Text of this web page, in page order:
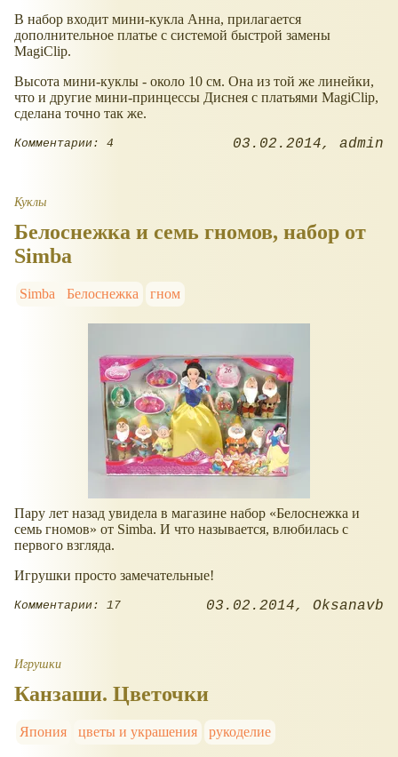
В набор входит мини-кукла Анна, прилагается
дополнительное платье с системой быстрой замены
MagiClip.
Высота мини-куклы - около 10 см. Она из той же линейки,
что и другие мини-принцессы Диснея с платьями MagiClip,
сделана точно так же.
Комментарии: 4 03.02.2014 admin
Куклы
Белоснежка и семь гномов, набор от
Simba
Simba Белоснежка гном
Пару лет назад увидела в магазине набор
Белоснежка и
семь гномов
от Simba. И что называется, влюбилась с
первого взгляда.
Игрушки просто замечательные!
Комментарии: 17 03.02.2014 Oksanavb
Игрушки
Канзаши. Цветочки
Япония цветы и украшения рукоделие